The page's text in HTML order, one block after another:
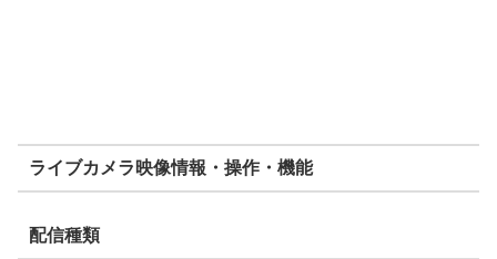
ライブカメラ映像情報・操作・機能
配信種類